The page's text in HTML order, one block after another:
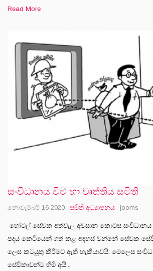
Read More
සංවිධානය වීම හා වෘත්තිය සමිති
නොවැම්බර් 16 2020 සමිති අධ්‍යාපනය jooms
හෝටල් සේවක අත්වැල අවසාන කොටස සංවිධානය
පදය කෙටියෙන් ගත් කළ අදහස් වන්නේ සේවක
ලෙස කටයුතු කිරිමට ඇති හැකියාවයි. මෙලෙස
සේවිකාවන්ට හිමි අයි...